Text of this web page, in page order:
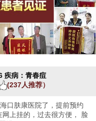
疾病：青春痘
(237人推荐）
口肤康医院了，提前预约
上挂的，过去很方便， 脸